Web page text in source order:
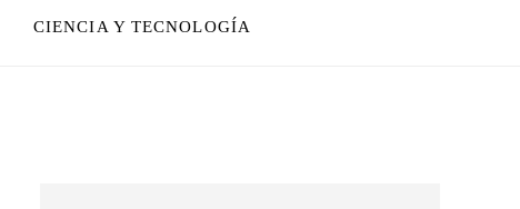
CIENCIA Y TECNOLOGÍA